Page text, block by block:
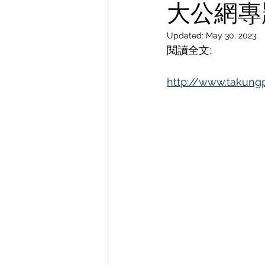
大公網
Updated: May 30, 2023
閱讀全文:
http://